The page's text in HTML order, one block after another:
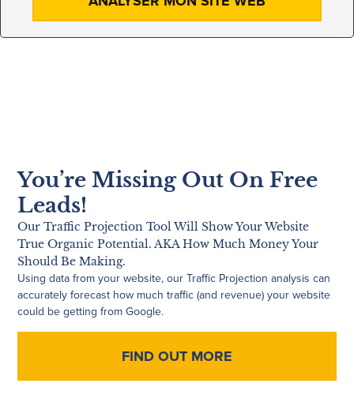
You’re Missing Out On Free
Leads!
Our Traffic Projection Tool Will Show Your Website
True Organic Potential. AKA How Much Money Your
Should Be Making.
Using data from your website, our Traffic Projection analysis can
accurately forecast how much traffic (and revenue) your website
could be getting from Google.
FIND OUT MORE